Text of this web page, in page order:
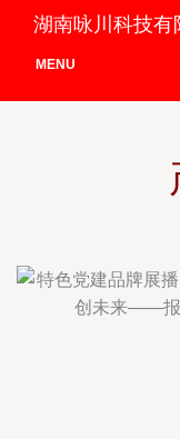
湖南咏川科技有
MENU